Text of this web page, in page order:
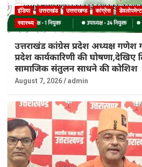
इंडिया उत्तराखंड उत्तराखण्ड कांग्रेस डेवलोपमेन्ट
स्वास्थ्य
उत्तराखंड कांग्रेस प्रदेश अध्यक्ष गणेश
प्रदेश कार्यकारिणी की घोषणा,देखिए
सामाजिक संतुलन साधने की कोशिश
August 7, 2026 admin